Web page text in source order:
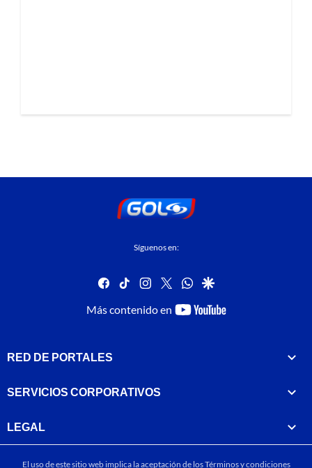
Síguenos en:
facebook
tiktok instagram
twitterwhatsapp
google
Más contenido en
youtube-
RED DE PORTALES
SERVICIOS CORPORATIVOS
LEGAL
El uso de este sitio web implica la aceptación de losTérminos y condiciones